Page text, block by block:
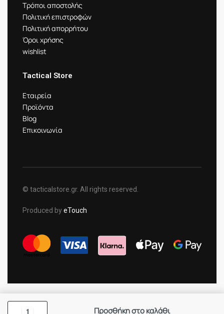
Τρόποι αποστολής
Πολιτική επιστροφών
Πολιτική απορρήτου
Όροι χρήσης
wishlist
Tactical Store
Εταιρεία
Προϊόντα
Blog
Επικοινωνία
© tacticalstore.gr. All rights reserved.
Produced byeTouch
Προσθήκη στο καλάθι